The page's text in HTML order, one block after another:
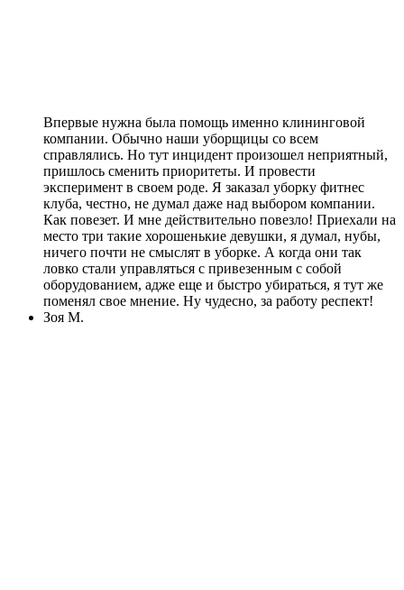
Впервые нужна была помощь именно клининговой
компании. Обычно наши уборщицы со всем
справлялись. Но тут инцидент произошел неприятный,
пришлось сменить приоритеты. И провести
эксперимент в своем роде. Я заказал уборку фитнес
клуба, честно, не думал даже над выбором компании.
Как повезет. И мне действительно повезло! Приехали на
место три такие хорошенькие девушки, я думал, нубы,
ничего почти не смыслят в уборке. А когда они так
ловко стали управляться с привезенным с собой
оборудованием, адже еще и быстро убираться, я тут же
поменял свое мнение. Ну чудесно, за работу респект!
Зоя М.